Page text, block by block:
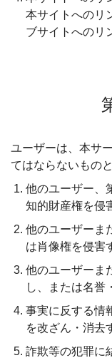
本サイトへのリ
ブサイトへのリ
ユーザーは、本サ
てはならないもの
他のユーザー、
知的財産権を侵
他のユーザーま
は肖像権を侵害
他のユーザーま
し、または名誉
事実に反する情
を改ざん・消去
詐欺等の犯罪に